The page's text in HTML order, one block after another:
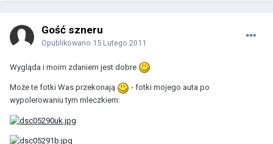
Gość szneru
Opublikowano 15 Lutego 2011
Wygląda i moim zdaniem jest dobre
Może te fotki Was przekonają
- fotki mojego auta po
wypolerowaniu tym mleczkiem: